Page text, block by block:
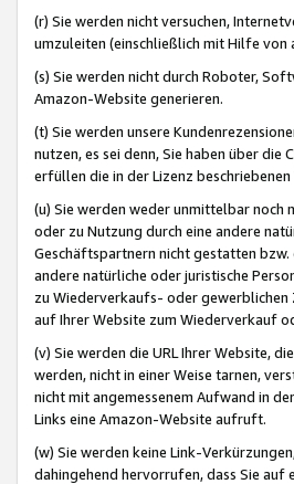
(r) Sie werden nicht versuchen,
umzuleiten (einschließlich mit Hilfe
(s) Sie werden nicht durch Roboter,
Amazon-Website generieren.
(t) Sie werden unsere
nutzen, es sei denn, Sie haben über die
erfüllen die in der Lizenz
(u) Sie werden weder unmittelbar noch
oder zu Nutzung durch eine andere
Geschäftspartnern nicht gestatten
andere natürliche oder juristische
zu Wiederverkaufs- oder gewerblichen
auf Ihrer Website zum Wiederverkauf
(v) Sie werden die URL Ihrer Website,
werden, nicht in einer Weise tarnen,
nicht mit angemessenem Aufwand in
Links eine Amazon-Website aufruft.
(w) Sie werden keine Link-
dahingehend hervorrufen, dass Sie auf